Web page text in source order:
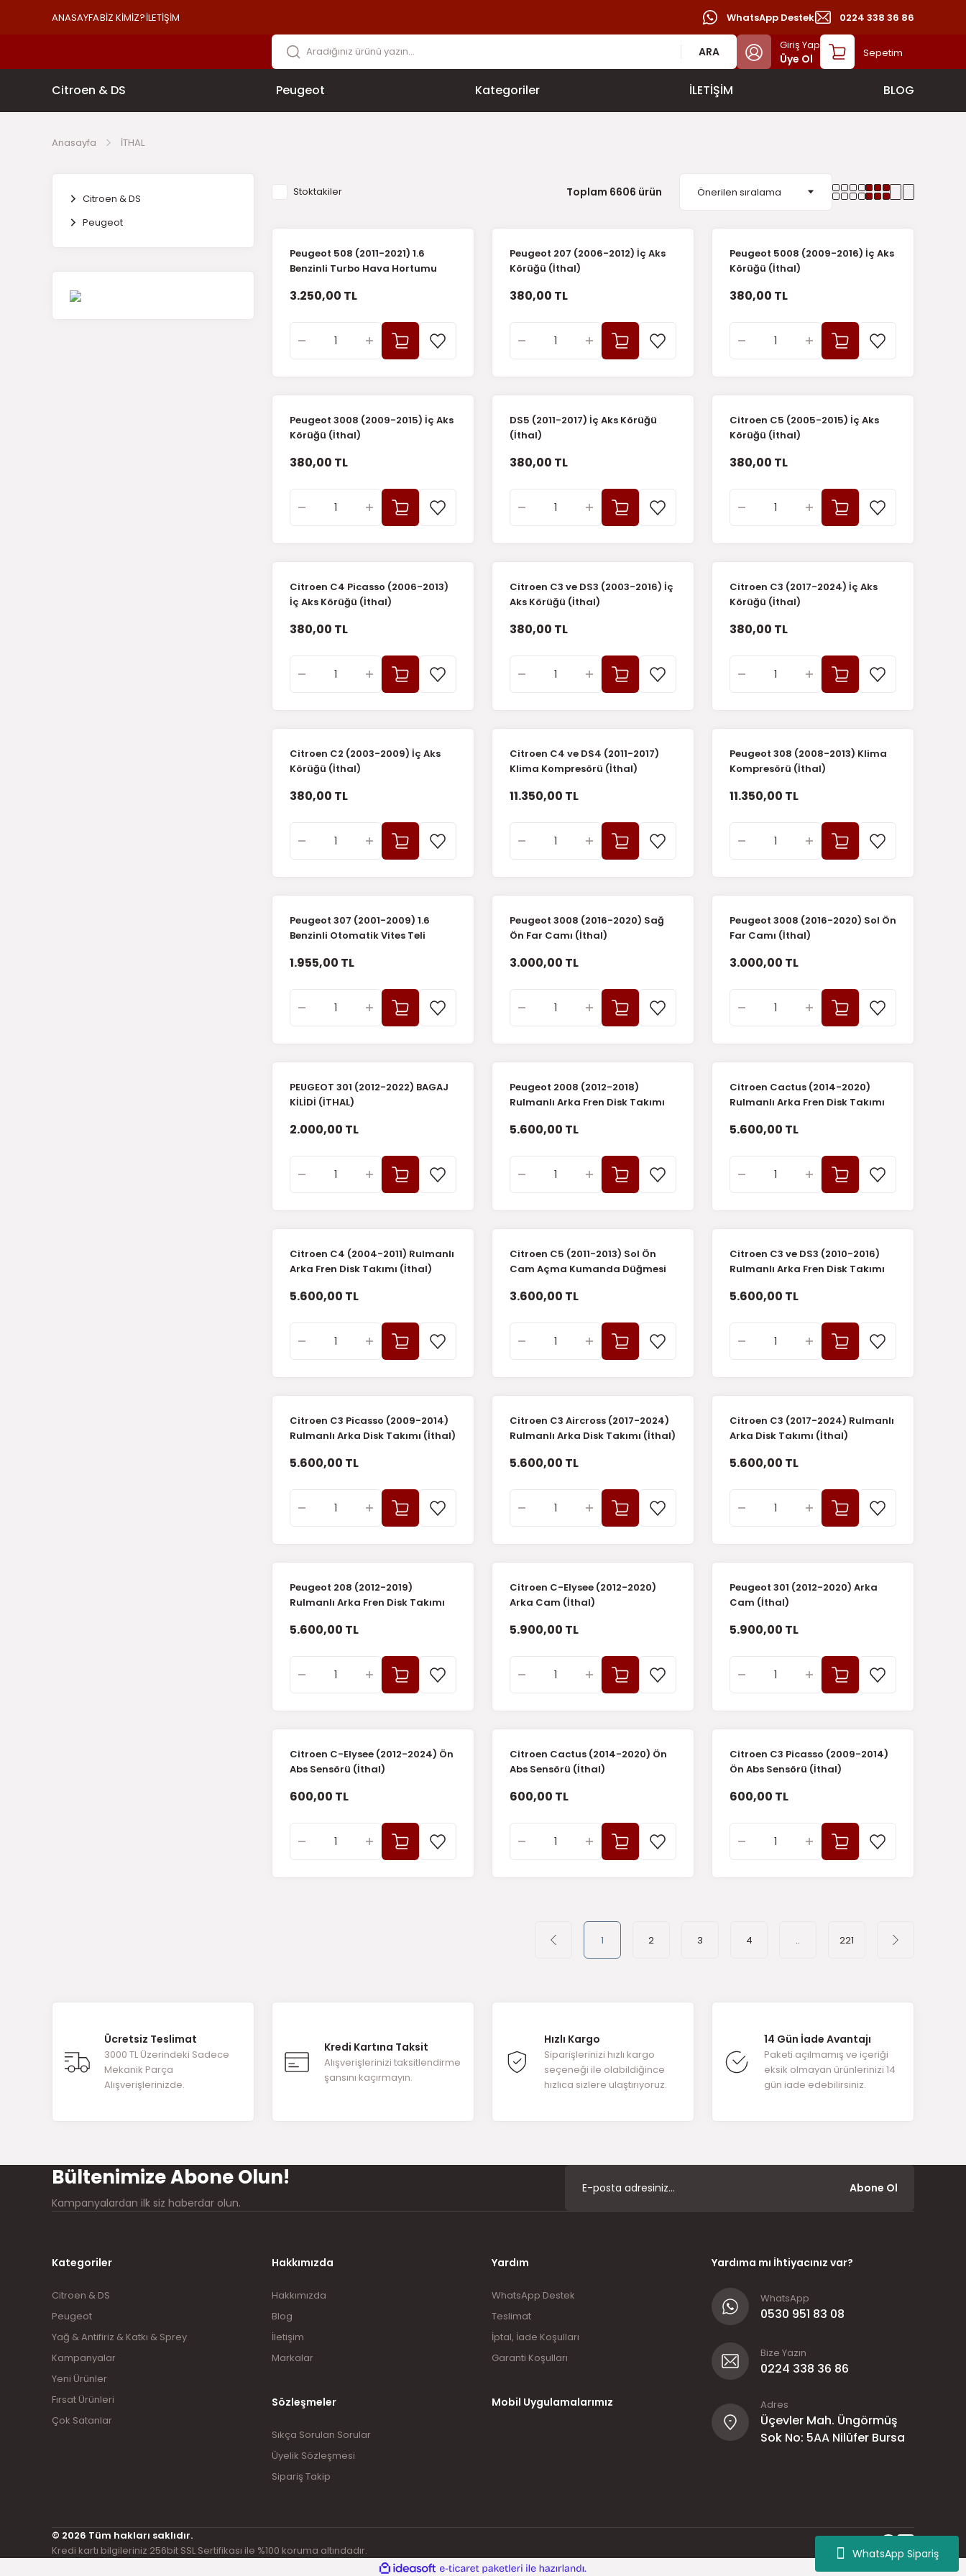
WhatsApp Sipariş
ANASAYFABİZ KİMİZ?İLETİŞİM WhatsApp Destek 0224 338 36 86
ARA Giriş Yap
Üye Ol Sepetim
Citroen & DS Peugeot Kategoriler İLETİŞİM BLOG
Anasayfa İTHAL
Citroen & DS
Peugeot
Stoktakiler Toplam 6606 ürün
Peugeot 508 (2011-2021) 1.6
Benzinli Turbo Hava Hortumu
3.250,00 TL
Peugeot 207 (2006-2012) İç Aks
Körüğü (İthal)
380,00 TL
Peugeot 5008 (2009-2016) İç Aks
Körüğü (İthal)
380,00 TL
Peugeot 3008 (2009-2015) İç Aks
Körüğü (İthal)
380,00 TL
DS5 (2011-2017) İç Aks Körüğü
(İthal)
380,00 TL
Citroen C5 (2005-2015) İç Aks
Körüğü (İthal)
380,00 TL
Citroen C4 Picasso (2006-2013)
İç Aks Körüğü (İthal)
380,00 TL
Citroen C3 ve DS3 (2003-2016) İç
Aks Körüğü (İthal)
380,00 TL
Citroen C3 (2017-2024) İç Aks
Körüğü (İthal)
380,00 TL
Citroen C2 (2003-2009) İç Aks
Körüğü (İthal)
380,00 TL
Citroen C4 ve DS4 (2011-2017)
Klima Kompresörü (İthal)
11.350,00 TL
Peugeot 308 (2008-2013) Klima
Kompresörü (İthal)
11.350,00 TL
Peugeot 307 (2001-2009) 1.6
Benzinli Otomatik Vites Teli
1.955,00 TL
Peugeot 3008 (2016-2020) Sağ
Ön Far Camı (İthal)
3.000,00 TL
Peugeot 3008 (2016-2020) Sol Ön
Far Camı (İthal)
3.000,00 TL
PEUGEOT 301 (2012-2022) BAGAJ
KİLİDİ (İTHAL)
2.000,00 TL
Peugeot 2008 (2012-2018)
Rulmanlı Arka Fren Disk Takımı
5.600,00 TL
Citroen Cactus (2014-2020)
Rulmanlı Arka Fren Disk Takımı
5.600,00 TL
Citroen C4 (2004-2011) Rulmanlı
Arka Fren Disk Takımı (İthal)
5.600,00 TL
Citroen C5 (2011-2013) Sol Ön
Cam Açma Kumanda Düğmesi
3.600,00 TL
Citroen C3 ve DS3 (2010-2016)
Rulmanlı Arka Fren Disk Takımı
5.600,00 TL
Citroen C3 Picasso (2009-2014)
Rulmanlı Arka Disk Takımı (İthal)
5.600,00 TL
Citroen C3 Aircross (2017-2024)
Rulmanlı Arka Disk Takımı (İthal)
5.600,00 TL
Citroen C3 (2017-2024) Rulmanlı
Arka Disk Takımı (İthal)
5.600,00 TL
Peugeot 208 (2012-2019)
Rulmanlı Arka Fren Disk Takımı
5.600,00 TL
Citroen C-Elysee (2012-2020)
Arka Cam (İthal)
5.900,00 TL
Peugeot 301 (2012-2020) Arka
Cam (İthal)
5.900,00 TL
Citroen C-Elysee (2012-2024) Ön
Abs Sensörü (İthal)
600,00 TL
Citroen Cactus (2014-2020) Ön
Abs Sensörü (İthal)
600,00 TL
Citroen C3 Picasso (2009-2014)
Ön Abs Sensörü (İthal)
600,00 TL
1 2 3 4 .. 221
Ücretsiz Teslimat
3000 TL Üzerindeki Sadece
Mekanik Parça
Alışverişlerinizde.
Kredi Kartına Taksit
Alışverişlerinizi taksitlendirme
şansını kaçırmayın.
Hızlı Kargo
Siparişlerinizi hızlı kargo
seçeneği ile olabildiğince
hızlıca sizlere ulaştırıyoruz.
14 Gün İade Avantajı
Paketi açılmamış ve içeriği
eksik olmayan ürünlerinizi 14
gün iade edebilirsiniz.
Bültenimize Abone Olun!
Kampanyalardan ilk siz haberdar olun.
Abone Ol
Kategoriler
Citroen & DS
Peugeot
Yağ & Antifiriz & Katkı & Sprey
Kampanyalar
Yeni Ürünler
Fırsat Ürünleri
Çok Satanlar
Hakkımızda
Hakkımızda
Blog
İletişim
Markalar
Sözleşmeler
Sıkça Sorulan Sorular
Üyelik Sözleşmesi
Sipariş Takip
Yardım
WhatsApp Destek
Teslimat
İptal, İade Koşulları
Garanti Koşulları
Mobil Uygulamalarımız
Yardıma mı İhtiyacınız var?
WhatsApp
0530 951 83 08
Bize Yazın
0224 338 36 86
Adres
Üçevler Mah. Üngörmüş
Sok No: 5AA Nilüfer Bursa
© 2026 Tüm hakları saklıdır.
Kredi kartı bilgileriniz 256bit SSL Sertifikası ile %100 koruma altındadır.
ideasoft e-